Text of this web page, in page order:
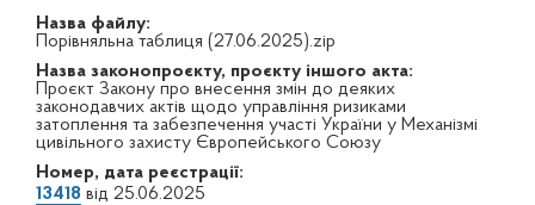
Назва файлу:
Порівняльна таблиця (27.06.2025).zip
Назва законопроєкту, проєкту іншого акта:
Проєкт Закону про внесення змін до деяких
законодавчих актів щодо управління ризиками
затоплення та забезпечення участі України у Механізмі
цивільного захисту Європейського Союзу
Номер, дата реєстрації:
13418 від 25.06.2025